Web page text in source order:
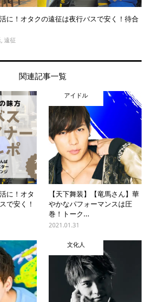
に！オタクの遠征は夜行バスで安く！待合
, 遠征
関連記事一覧
に！オタ
で安く！
アイドル
【天下舞装】【竜馬さん】華
やかなパフォーマンスは圧
巻！トーク...
2021.01.31
文化人